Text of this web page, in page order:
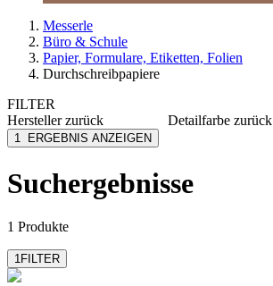
Messerle
Büro & Schule
Papier, Formulare, Etiketten, Folien
Durchschreibpapiere
FILTER
Herstellerzurück
Rank Xerox
Detailfarbe zurück
1 ERGEBNIS ANZEIGEN
Suchergebnisse
1 Produkte
1FILTER